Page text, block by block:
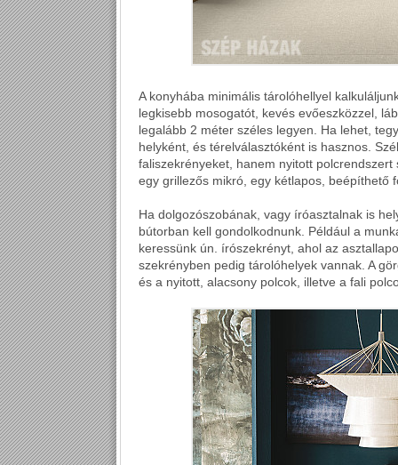
A konyhába minimális tárolóhellyel
legkisebb mosogatót, kevés evőeszközzel,
legalább 2 méter széles legyen. Ha lehet,
helyként, és térelválasztóként is hasznos.
faliszekrényeket, hanem nyitott
egy grillezős mikró, egy kétlapos, beépíthető
Ha dolgozószobának, vagy íróasztalnak is
bútorban kell gondolkodnunk. Például a
keressünk ún. írószekrényt, ahol az
szekrényben pedig tárolóhelyek vannak. A
és a nyitott, alacsony polcok, illetve a fali